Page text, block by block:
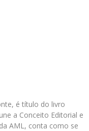
é título do livro
a Conceito Editorial e
AML, conta como se